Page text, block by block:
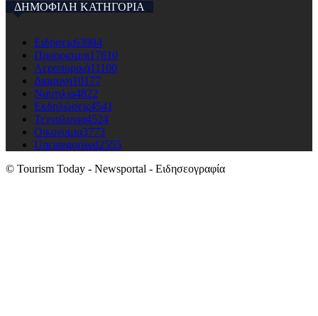
ΔΗΜΟΦΙΛΗ ΚΑΤΗΓΟΡΙΑ
Ειδησεις63984
Προορισμοι17610
Αεροπορικά11100
Διαμονη10177
Ναυτιλια4822
Εκδηλώσεις4541
Τεχνολογια4524
Οικονομια3773
Uncategorised2555
© Tourism Today - Newsportal - Ειδησεογραφία